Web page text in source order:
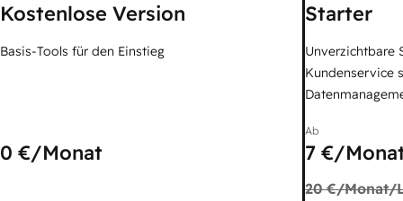
Kostenlose Version
Basis-Tools für den Einstieg
0 €/Monat
Starter
Unverzichtbare
Kundenservice
Ab
7 €/
20 €/Monat/